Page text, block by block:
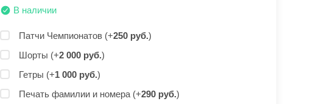
В наличии
Патчи Чемпионатов (+250 руб.)
Шорты (+2 000 руб.)
Гетры (+1 000 руб.)
Печать фамилии и номера (+290 руб.)